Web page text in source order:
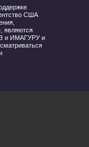
США
являются
и ИМАГУРУ и